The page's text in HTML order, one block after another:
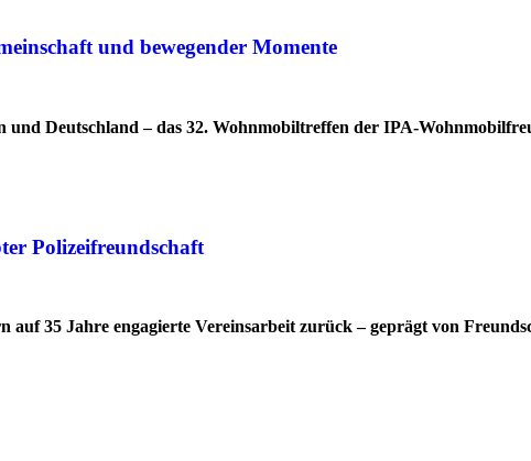
und bewegender Momente
Deutschland – das 32. Wohnmobiltreffen der IPA-
Polizeifreundschaft
35 Jahre engagierte Vereinsarbeit zurück – geprägt von